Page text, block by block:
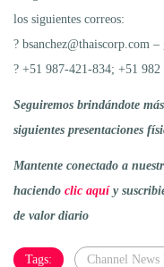
los siguientes correos:
? bsanchez@thaiscorp.com
? +51 987-421-834; +51 982
Seguiremos brindándote
siguientes presentaciones
Mantente conectado a
haciendo clic aquíy
de valor diario
Tags: Channel News